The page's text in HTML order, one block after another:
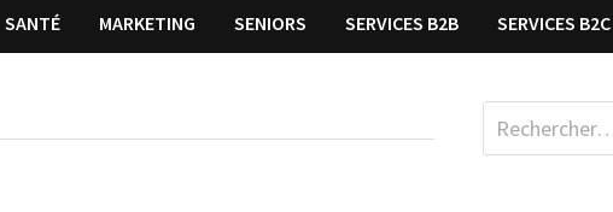
SANTÉ MARKETING SENIORS SERVICES B2B SERVICES B2C
Rechercher :